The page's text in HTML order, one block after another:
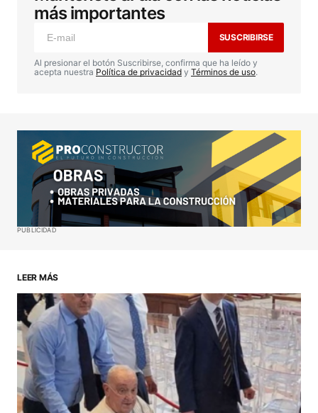
publicada. Los campos obligatorios están
marcados con *
Comentario*
Your Name*
Your E-mail*
ENVIAR COMENTARIO
más importantes
SUSCRIBIRSE
Al presionar el botón Suscribirse, confirma que ha leído y
acepta nuestra Política de privacidad y Términos de uso.
PUBLICIDAD
LEER MÁS